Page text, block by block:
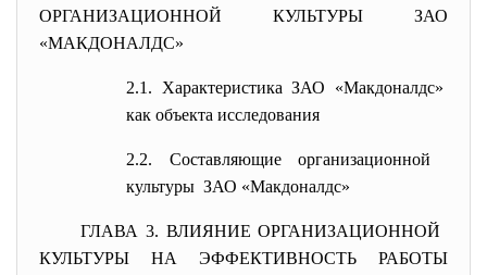
ОРГАНИЗАЦИОННОЙ КУЛЬТУРЫ ЗАО
«МАКДОНАЛДС»
2.1. Характеристика ЗАО «Макдоналдс»
как объекта исследования
2.2. Составляющие организационной
культуры ЗАО «Макдоналдс»
ГЛАВА 3. ВЛИЯНИЕ ОРГАНИЗАЦИОННОЙ
КУЛЬТУРЫ НА ЭФФЕКТИВНОСТЬ РАБОТЫ